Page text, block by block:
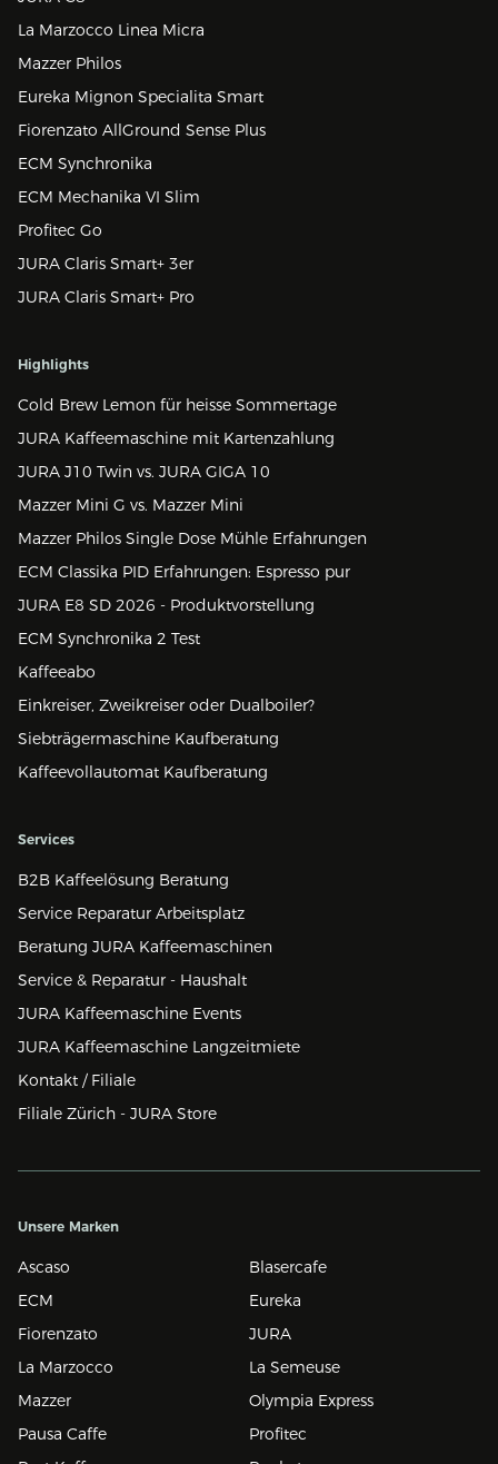
La Marzocco Linea Micra
Mazzer Philos
Eureka Mignon Specialita Smart
Fiorenzato AllGround Sense Plus
ECM Synchronika
ECM Mechanika VI Slim
Profitec Go
JURA Claris Smart+ 3er
JURA Claris Smart+ Pro
Highlights
Cold Brew Lemon für heisse Sommertage
JURA Kaffeemaschine mit Kartenzahlung
JURA J10 Twin vs. JURA GIGA 10
Mazzer Mini G vs. Mazzer Mini
Mazzer Philos Single Dose Mühle Erfahrungen
ECM Classika PID Erfahrungen: Espresso pur
JURA E8 SD 2026 - Produktvorstellung
ECM Synchronika 2 Test
Kaffeeabo
Einkreiser, Zweikreiser oder Dualboiler?
Siebträgermaschine Kaufberatung
Kaffeevollautomat Kaufberatung
Services
B2B Kaffeelösung Beratung
Service Reparatur Arbeitsplatz
Beratung JURA Kaffeemaschinen
Service & Reparatur - Haushalt
JURA Kaffeemaschine Events
JURA Kaffeemaschine Langzeitmiete
Kontakt / Filiale
Filiale Zürich - JURA Store
Unsere Marken
Ascaso
Blasercafe
ECM
Eureka
Fiorenzato
JURA
La Marzocco
La Semeuse
Mazzer
Olympia Express
Pausa Caffe
Profitec